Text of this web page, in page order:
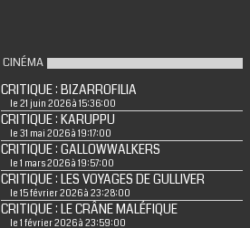
CINÉMA
CRITIQUE : BIZARROFILIA
le 21 juin 2026 à 15:36:00
CRITIQUE : KARUPPU
le 31 mai 2026 à 19:17:00
CRITIQUE : GALLOWWALKERS
le 1 mars 2026 à 19:57:00
CRITIQUE : LES VOYAGES DE GULLIVER
le 15 février 2026 à 23:28:00
CRITIQUE : LE CRÂNE MALÉFIQUE
le 1 février 2026 à 23:59:00